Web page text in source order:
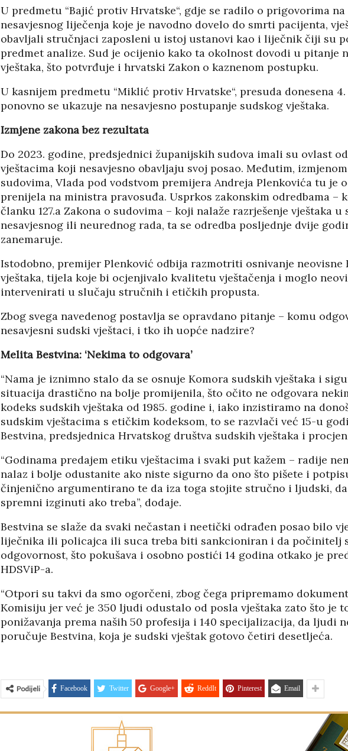
U predmetu “Bajić protiv Hrvatske“, gdje se radilo o prigovorima
nesavjesnog liječenja koje je navodno dovelo do smrti pacijenta,
obavljali stručnjaci zaposleni u istoj ustanovi kao i liječnik čiji su
predmet analize. Sud je ocijenio kako ta okolnost dovodi u pitanje
vještaka, što potvrđuje i hrvatski Zakon o kaznenom postupku.
U kasnijem predmetu “Miklić protiv Hrvatske“, presuda donesena 4.
ponovno se ukazuje na nesavjesno postupanje sudskog vještaka.
Izmjene zakona bez rezultata
Do 2023. godine, predsjednici županijskih sudova imali su ovlast
vještacima koji nesavjesno obavljaju svoj posao. Međutim,
sudovima, Vlada pod vodstvom premijera Andreja Plenkovića tu je
prenijela na ministra pravosuđa. Usprkos zakonskim odredbama –
članku 127.a Zakona o sudovima – koji nalaže razrješenje vještaka u
nesavjesnog ili neurednog rada, ta se odredba posljednje dvije
zanemaruje.
Istodobno, premijer Plenković odbija razmotriti osnivanje neovisne
vještaka, tijela koje bi ocjenjivalo kvalitetu vještačenja i moglo
intervenirati u slučaju stručnih i etičkih propusta.
Zbog svega navedenog postavlja se opravdano pitanje – komu
nesavjesni sudski vještaci, i tko ih uopće nadzire?
Melita Bestvina: ‘Nekima to odgovara’
“Nama je iznimno stalo da se osnuje Komora sudskih vještaka i
situacija drastično na bolje promijenila, što očito ne odgovara
kodeks sudskih vještaka od 1985. godine i, iako inzistiramo na
sudskim vještacima s etičkim kodeksom, to se razvlači već 15-u
Bestvina, predsjednica Hrvatskog društva sudskih vještaka i
“Godinama predajem etiku vještacima i svaki put kažem – radije
nalaz i bolje odustanite ako niste sigurno da ono što pišete i
činjenično argumentirano te da iza toga stojite stručno i ljudski,
spremni izginuti ako treba”, dodaje.
Bestvina se slaže da svaki nečastan i neetički odrađen posao bilo
liječnika ili policajca ili suca treba biti sankcioniran i da počinitelj
odgovornost, što pokušava i osobno postići 14 godina otkako je
HDSViP-a.
“Otpori su takvi da smo ogorčeni, zbog čega pripremamo
Komisiju jer već je 350 ljudi odustalo od posla vještaka zato što je
ponižavanja prema naših 50 profesija i 140 specijalizacija, da ljudi
poručuje Bestvina, koja je sudski vještak gotovo četiri desetljeća.
Podijeli Facebook Twitter Google+ ReddIt Pinterest Email
GALERIJA FORUM ILI
AGITPROP GALERIJA
04/03/2026
NEZNANJE FIZIKE U
SLUŽBI POLITIKE
ČIJE SU OGROMNE
ITALIJI?
TUĐMANOVA
OSTAVŠTINA: NAKON
AIRBUSA STIGLI
RAFALI
17/01/2026
AKADEMSKE VEZE:
ULOGA KINE U
HRVATSKOJ
07/01/2026
KORIJENI HRVATSKOG
29/12/2025
POKLONICI BRANKA
MAMULE U MARŠU
PROTIV HR
08/12/2025
11/